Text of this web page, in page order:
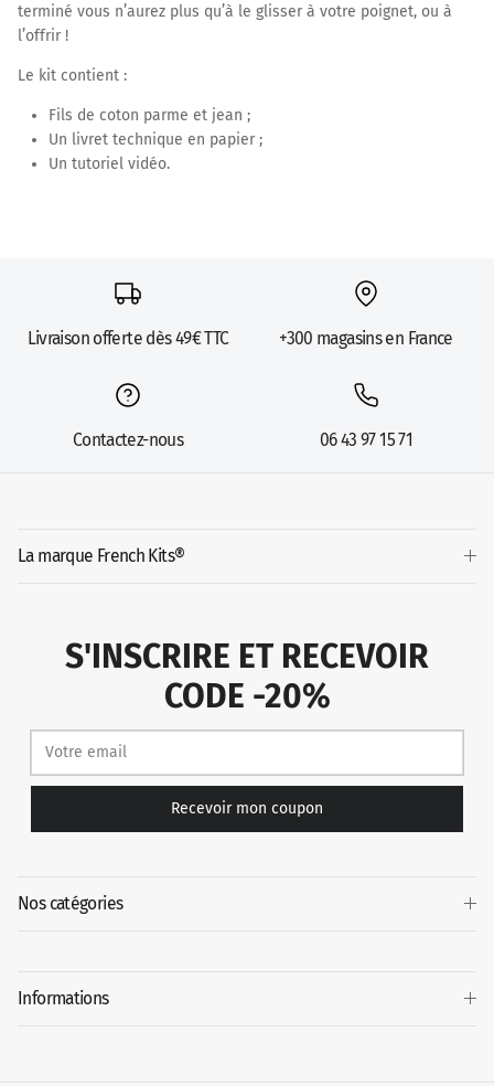
terminé vous n’aurez plus qu’à le glisser à votre poignet, ou à
l’offrir !
Le kit contient :
Fils de coton parme et jean ;
Un livret technique en papier ;
Un tutoriel vidéo.
Livraison offerte dès 49€ TTC +300 magasins en France
Contactez-nous 06 43 97 15 71
La marque French Kits®
S'INSCRIRE ET RECEVOIR
CODE -20%
Recevoir mon coupon
Nos catégories
Informations